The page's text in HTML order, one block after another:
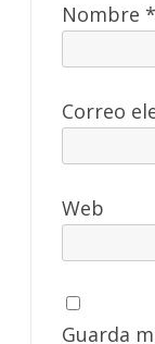
Nombre *
Correo
Web
Guarda